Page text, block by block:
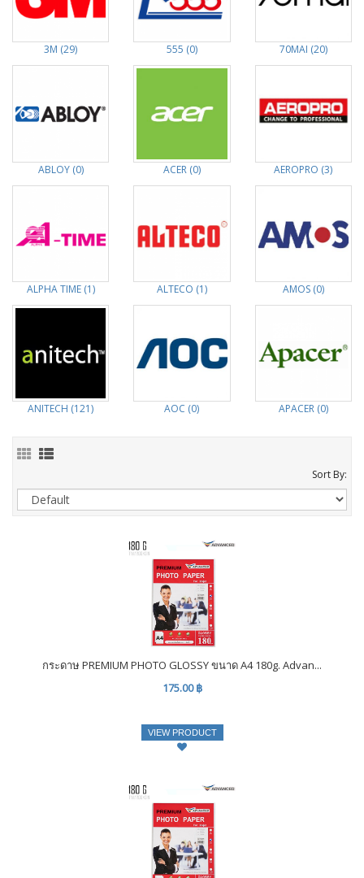
3M (29) 555 (0) 70MAI (20)
ABLOY (0) ACER (0) AEROPRO (3)
ALPHA TIME (1) ALTECO (1) AMOS (0)
ANITECH (121) AOC (0) APACER (0)
Sort By:
กระดาษ PREMIUM PHOTO GLOSSY ขนาด A4 180g. Advan...
175.00 ฿
VIEW PRODUCT